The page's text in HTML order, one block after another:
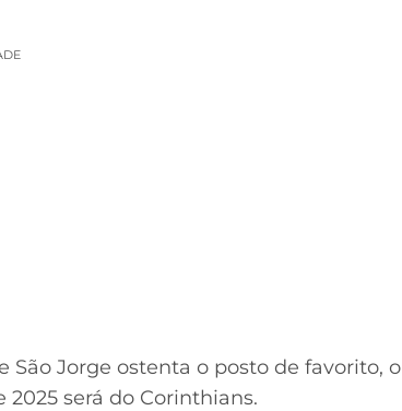
Jorge ostenta o posto de favorito, o
será do Corinthians.